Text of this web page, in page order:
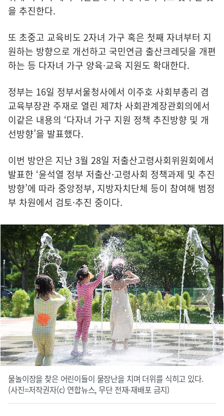
을 추진한다.
또 초중고 교육비도 2자녀 가구 혹은 첫째 자녀부터 지
원하는 방향으로 개선하고 국민연금 출산크레딧을 개편
하는 등 다자녀 가구 양육·교육 지원도 확대한다.
정부는 16일 정부서울청사에서 이주호 사회부총리 겸
교육부장관 주재로 열린 제7차 사회관계장관회의에서
이같은 내용의 ‘다자녀 가구 지원 정책 추진방향 및 개
선방향’을 발표했다.
이번 방안은 지난 3월 28일 저출산고령사회위원회에서
발표한 ‘윤석열 정부 저출산·고령사회 정책과제 및 추진
방향’에 따라 중앙정부, 지방자치단체 등이 참여해 범정
부 차원에서 검토·추진 중이다.
물놀이장을 찾은 어린이들이 물장난을 치며 더위를 식히고 있다.
(사진=저작권자(c) 연합뉴스, 무단 전재-재배포 금지)